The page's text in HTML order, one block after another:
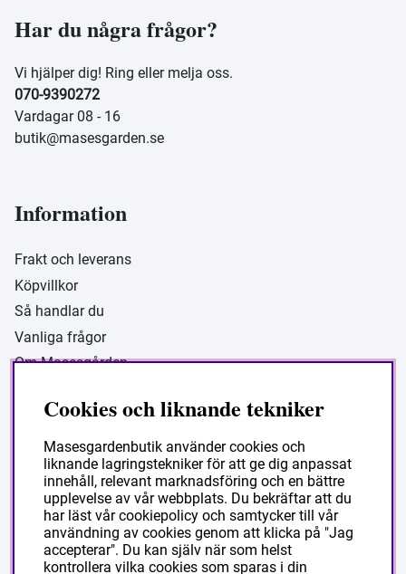
Har du några frågor?
Vi hjälper dig! Ring eller melja oss.
070-9390272
Vardagar 08 - 16
butik@masesgarden.se
Information
Frakt och leverans
Köpvillkor
Så handlar du
Vanliga frågor
Om Masesgården
Ditt konto
Logga in
Skapa konto
Cookies och liknande tekniker
Masesgardenbutik använder cookies och
liknande lagringstekniker för att ge dig anpassat
innehåll, relevant marknadsföring och en bättre
upplevelse av vår webbplats. Du bekräftar att du
har läst vår cookiepolicy och samtycker till vår
användning av cookies genom att klicka på "Jag
accepterar". Du kan själv när som helst
kontrollera vilka cookies som sparas i din